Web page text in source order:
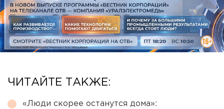
ЧИТАЙТЕ ТАКЖЕ:
«Люди скорее останутся дома»: